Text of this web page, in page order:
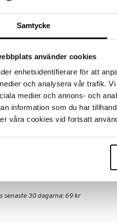
Samtycke
använder cookies
enhetsidentifierare för att
och analysera vår trafik.
medier och annons- och
information som du har
våra cookies vid fortsatt
to dream Soft Wild Rose Deo är
Den har en mjuk och behaglig doft
Leaf Extract*, Aqua, Triethyl
Polyglyceryl-3 Dicitrate/Stearate,
Dulcis Oil*, Zinc Ricinoleate,
Flower Extract*, Magnolia
Oil, Squalene, Xanthan Gum,
Parfum, Citral, Citronellol, Eugenol,
from organic farming). 45 % organic
100 % natural origin of total.
senaste 30 dagarna: 69 kr